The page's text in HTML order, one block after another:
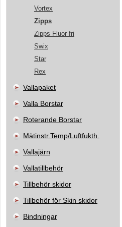
Vortex
Zipps
Zipps Fluor fri
Swix
Star
Rex
Vallapaket
Valla Borstar
Roterande Borstar
Mätinstr.Temp/Luftfukth.
Vallajärn
Vallatillbehör
Tillbehör skidor
Tillbehör för Skin skidor
Bindningar